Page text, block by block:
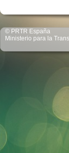
© PRTR España
Ministerio para la